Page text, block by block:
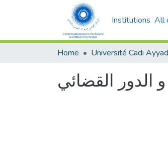
Institutions All
Home
الدور القضائي